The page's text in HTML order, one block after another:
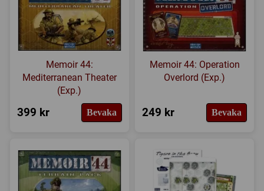
Memoir 44:
Mediterranean Theater
(Exp.)
399 kr Bevaka
Memoir 44: Operation
Overlord (Exp.)
249 kr Bevaka